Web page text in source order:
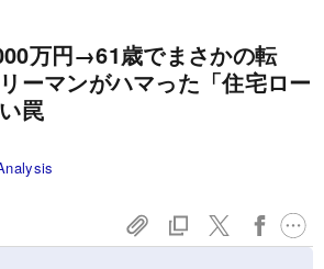
万円→61歳でまさかの転
ーマンがハマった「住宅ロー
罠